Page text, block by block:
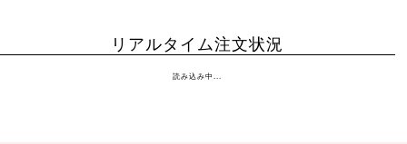
リアルタイム注文状況
読み込み中...